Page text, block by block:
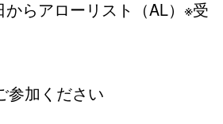
からアローリスト（AL）※受
参加ください